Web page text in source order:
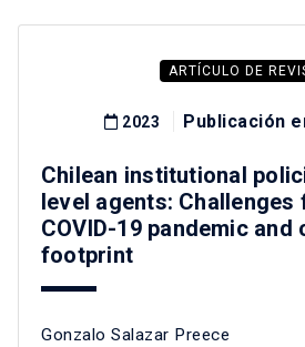
ARTÍCULO DE
2023 Publicación
Chilean institutional
level agents: Challenges
COVID-19 pandemic and
footprint
Gonzalo Salazar Preece